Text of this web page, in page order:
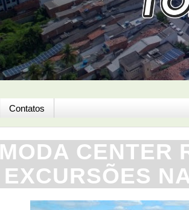
Contatos
MODA CENTER
EXCURSÕES